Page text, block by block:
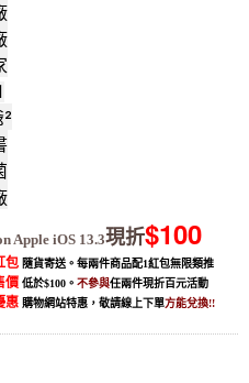
現折$100
包 隨貨寄送。 每兩件商品配1紅包無限類推
價 低於$100。 不參與任兩件現折百元活動
惠 購物網站特惠，敬請線上下單方能兌換!!